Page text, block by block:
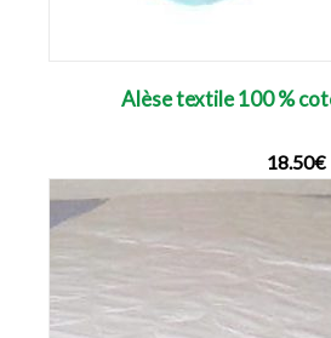
Alèse textile 100 %
18.50€